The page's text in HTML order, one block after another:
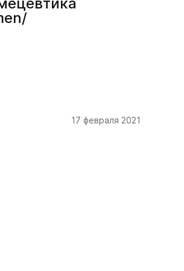
17 февраля 2021